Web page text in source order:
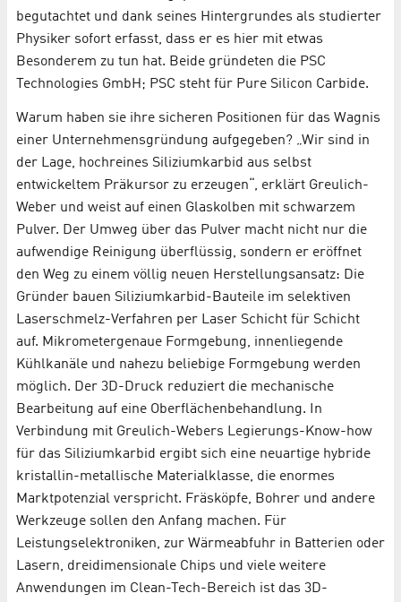
begutachtet und dank seines Hintergrundes als studierter
Physiker sofort erfasst, dass er es hier mit etwas
Besonderem zu tun hat. Beide gründeten die PSC
Technologies GmbH; PSC steht für Pure Silicon Carbide.
Warum haben sie ihre sicheren Positionen für das Wagnis
einer Unternehmensgründung aufgegeben? „Wir sind in
der Lage, hochreines Siliziumkarbid aus selbst
entwickeltem Präkursor zu erzeugen“, erklärt Greulich-
Weber und weist auf einen Glaskolben mit schwarzem
Pulver. Der Umweg über das Pulver macht nicht nur die
aufwendige Reinigung überflüssig, sondern er eröffnet
den Weg zu einem völlig neuen Herstellungsansatz: Die
Gründer bauen Siliziumkarbid-Bauteile im selektiven
Laserschmelz-Verfahren per Laser Schicht für Schicht
auf. Mikrometergenaue Formgebung, innenliegende
Kühlkanäle und nahezu beliebige Formgebung werden
möglich. Der 3D-Druck reduziert die mechanische
Bearbeitung auf eine Oberflächenbehandlung. In
Verbindung mit Greulich-Webers Legierungs-Know-how
für das Siliziumkarbid ergibt sich eine neuartige hybride
kristallin-metallische Materialklasse, die enormes
Marktpotenzial verspricht. Fräsköpfe, Bohrer und andere
Werkzeuge sollen den Anfang machen. Für
Leistungselektroniken, zur Wärmeabfuhr in Batterien oder
Lasern, dreidimensionale Chips und viele weitere
Anwendungen im Clean-Tech-Bereich ist das 3D-